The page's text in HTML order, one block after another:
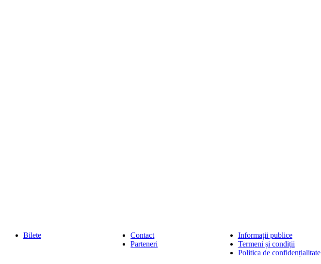
Bilete
Contact
Parteneri
Informații publice
Termeni și condiții
Politica de confidențialitate